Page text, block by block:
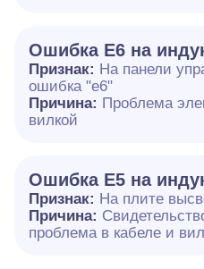
Ошибка E6 на
Признак: На панели
ошибка "e6"
Причина: Проблема
вилкой
Ошибка Е5 на
Признак: На плите
Причина:
проблема в кабеле и